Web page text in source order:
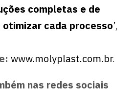
completas e de
cada processo’,
www.molyplast.com.br.
nas redes sociais